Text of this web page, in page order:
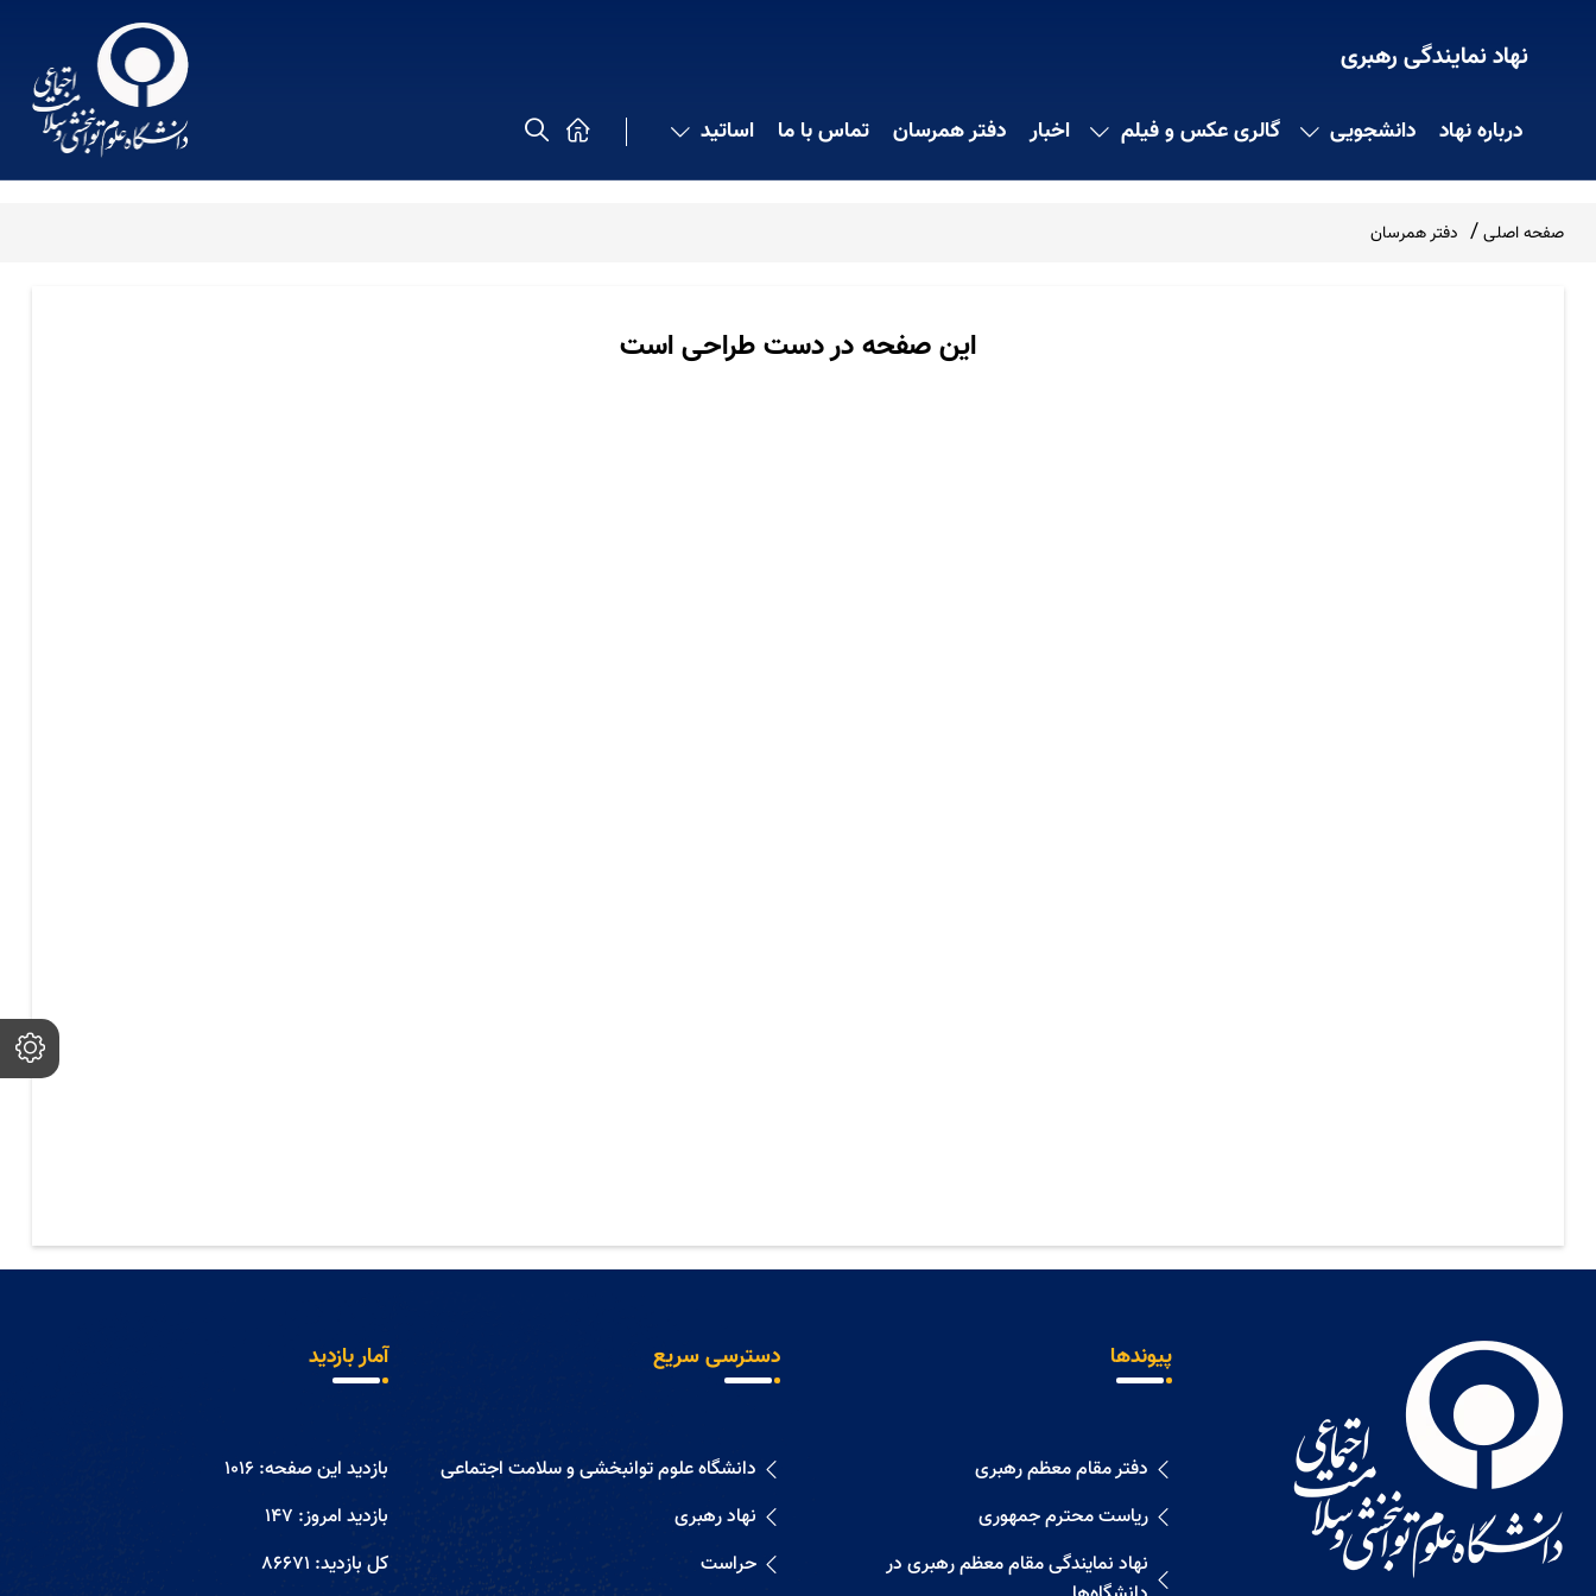
نهاد نمایندگی رهبری
درباره نهاد دانشجویی گالری عکس و فیلم اخبار دفتر همرسان تماس با ما اساتید
صفحه اصلی دفتر همرسان
این صفحه در دست طراحی است
پیوندها
دفتر مقام معظم رهبری
ریاست محترم جمهوری
نهاد نمايندگی مقام معظم رهبری در
دسترسی سریع
دانشگاه علوم توانبخشی و سلامت اجتماعی
نهاد رهبری
حراست
آمار بازدید
بازدید این صفحه: 1016
بازدید امروز: 147
کل بازدید: 86671